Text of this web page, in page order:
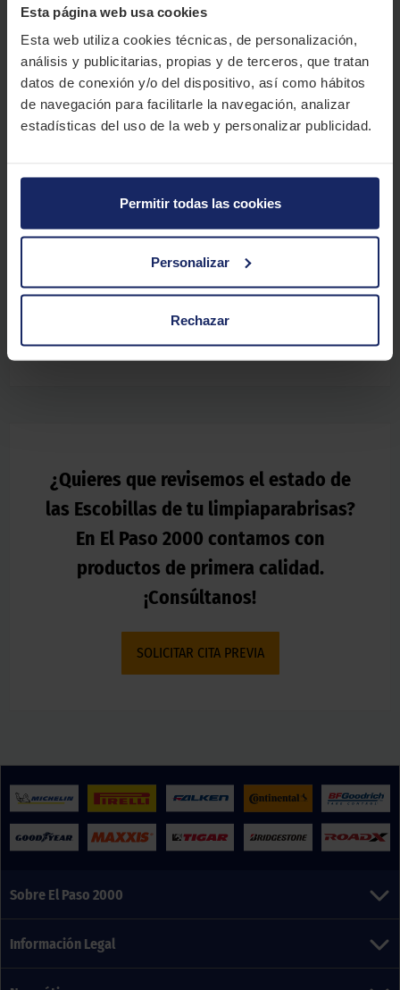
Esta página web usa cookies
Esta web utiliza cookies técnicas, de personalización,
análisis y publicitarias, propias y de terceros, que tratan
datos de conexión y/o del dispositivo, así como hábitos
de navegación para facilitarle la navegación, analizar
estadísticas del uso de la web y personalizar publicidad.
Permitir todas las cookies
Personalizar
Rechazar
sustituirlaspor otras nuevas. En los talleres
Solicita información a nuestro personal técnico.
Nuestro experto te recomienda
carreras de Rally. Me ayudan a deshacerme del barro, la lluvia y
el polvo presente en los caminos de tierra donde competimos.
óptima cuando se conduce."
¿Quieres que revisemos el estado de
las Escobillas de tu limpiaparabrisas?
En El Paso 2000 contamos con
productos de primera calidad.
¡Consúltanos!
SOLICITAR CITA PREVIA
Sobre El Paso 2000
Información Legal